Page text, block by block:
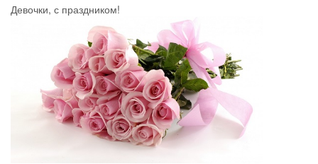
Девочки, с праздником!